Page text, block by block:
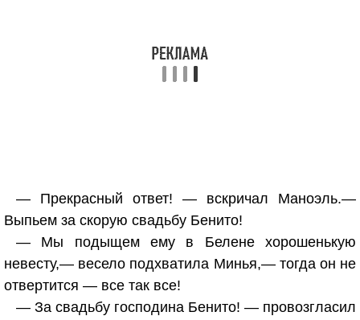
— Прекрасный ответ! — вскричал Маноэль.—
Выпьем за скорую свадьбу Бенито!
— Мы подыщем ему в Белене хорошенькую
невесту,— весело подхватила Минья,— тогда он не
отвертится — все так все!
— За свадьбу господина Бенито! — провозгласил